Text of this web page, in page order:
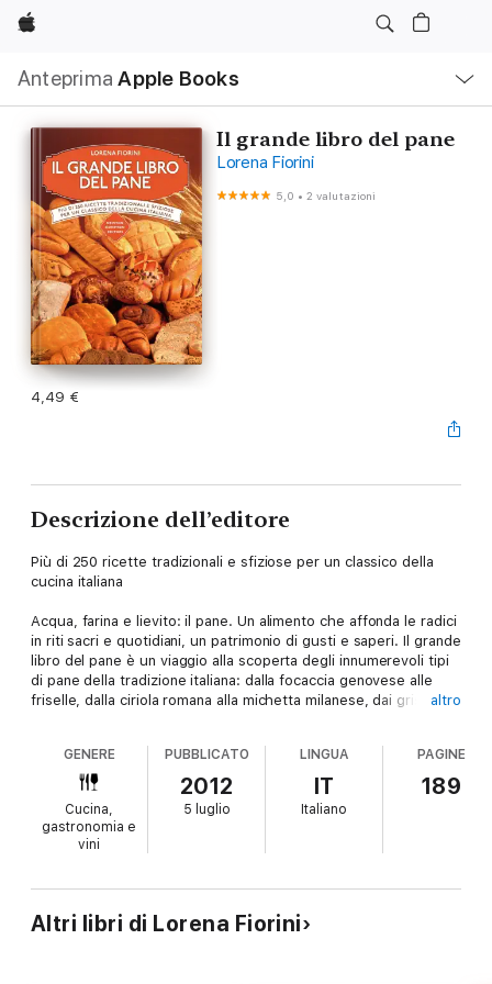
Apple
Anteprima Apple Books
locale
Apri
Menu
Il grande libro del pane
Lorena Fiorini
5,0 •2 valutazioni
4,49 €
Descrizione dell’editore
Più di 250 ricette tradizionali e sfiziose per un classico della
cucina italiana
Acqua, farina e lievito: il pane. Un alimento che affonda le radici
in riti sacri e quotidiani, un patrimonio di gusti e saperi. Il grande
libro del pane è un viaggio alla scoperta degli innumerevoli tipi
di pane della tradizione italiana: dalla focaccia genovese alle
friselle, dalla ciriola romana alla michetta milanese, dai grissini
differenti modalità di lavorazione e cottura. Un libro per
raccontare come preparare il pane, dai preliminari alla
conservazione, ai diversi modi per panificare e lievitare, da
quelli più antichi alle tecniche moderne e innovative. E poi un
ricco indice di ricette che hanno nel pane l’ingrediente
principale: antipasti, primi, secondi, contorni e dolci per
che merita recuperando la dignità del lavoro artigianale, la
altro
GENERE
Cucina,
gastronomia e
vini
PUBBLICATO
2012
5 luglio
LINGUA
IT
Italiano
PAGINE
189
Altri libri di Lorena Fiorini